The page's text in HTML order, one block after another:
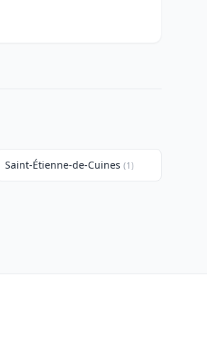
Saint-Étienne-de-Cuines (1)